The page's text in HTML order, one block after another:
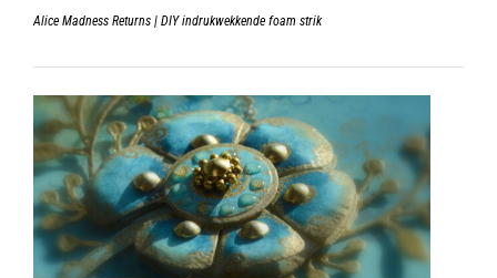
Alice Madness Returns | DIY indrukwekkende foam strik